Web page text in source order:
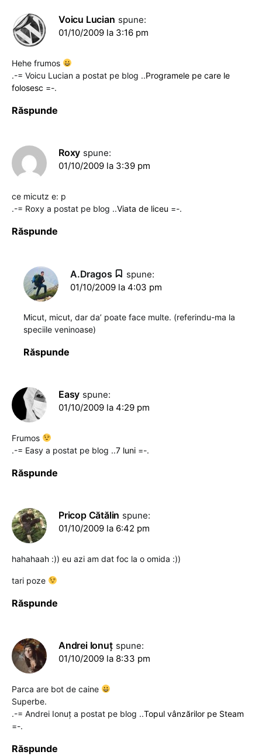
Voicu Lucian spune:
01/10/2009 la 3:16 pm
Hehe frumos
.-= Voicu Lucian a postat pe blog ..Programele pe care le
folosesc =-.
Răspunde
Roxy spune:
01/10/2009 la 3:39 pm
ce micutz e: p
.-= Roxy a postat pe blog ..Viata de liceu =-.
Răspunde
A.Dragos
spune:
01/10/2009 la 4:03 pm
Micut, micut, dar da’ poate face multe. (referindu-ma la
speciile veninoase)
Răspunde
Easy spune:
01/10/2009 la 4:29 pm
Frumos
.-= Easy a postat pe blog ..7 luni =-.
Răspunde
Pricop Cătălin spune:
01/10/2009 la 6:42 pm
hahahaah :)) eu azi am dat foc la o omida :))
tari poze
Răspunde
Andrei Ionuţ spune:
01/10/2009 la 8:33 pm
Parca are bot de caine
Superbe.
.-= Andrei Ionuţ a postat pe blog ..Topul vânzărilor pe Steam
=-.
Răspunde